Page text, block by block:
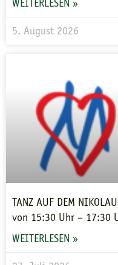
WEITERLESEN »
5. August 2026
TANZ AUF DEM
von 15:30 Uhr – 17:30
WEITERLESEN »